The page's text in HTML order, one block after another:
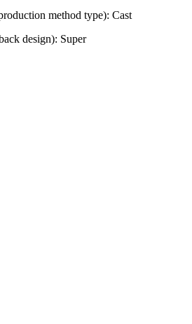
method type): Cast
design): Super